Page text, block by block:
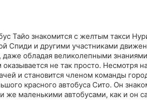
Тайо знакомится с желтым такси
Спиди и другими участниками
даже обладая великолепными
оказывается не так просто. Несмотря
и становится членом команды
красного автобуса Сито. Он
же маленькими автобусами, как и он